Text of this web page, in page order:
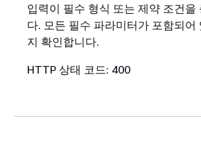
입력이 필수 형식 또는 제약 조건을
다. 모든 필수 파라미터가 포함되어
지 확인합니다.
HTTP 상태 코드: 400